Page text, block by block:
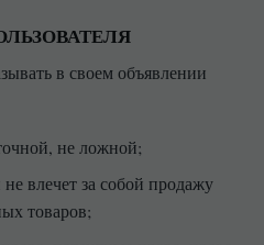
в своем объявлении
не ложной;
влечет за собой продажу
товаров;